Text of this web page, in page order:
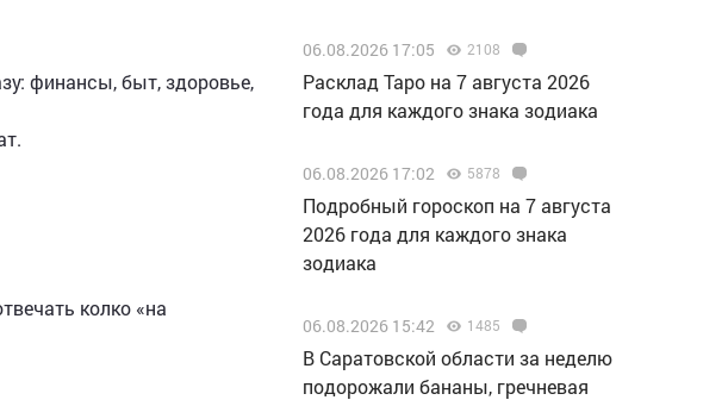
финансы, быт, здоровье,
колко «на
06.08.2026 17:05 2108
Расклад Таро на 7 августа 2026
года для каждого знака зодиака
06.08.2026 17:02 5878
Подробный гороскоп на 7 августа
2026 года для каждого знака
зодиака
06.08.2026 15:42 1485
В Саратовской области за неделю
подорожали бананы, гречневая